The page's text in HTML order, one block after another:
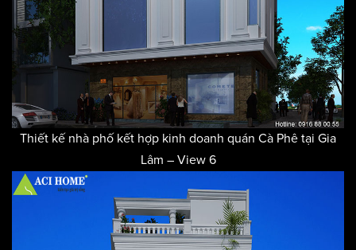
Thiết kế nhà phố kết hợp kinh doanh quán Cà Phê tại Gia
Lâm – View 6